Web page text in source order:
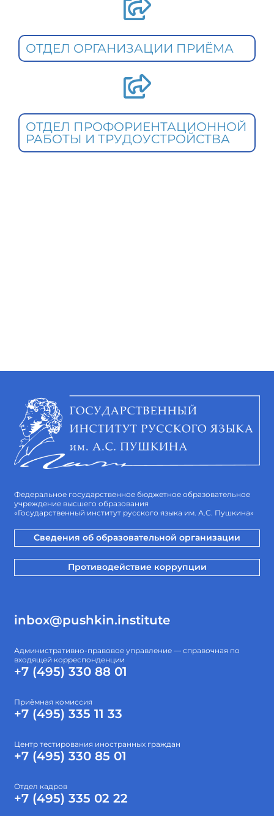
ОТДЕЛ ОРГАНИЗАЦИИ ПРИЁМА
ОТДЕЛ ПРОФОРИЕНТАЦИОННОЙ
РАБОТЫ И ТРУДОУСТРОЙСТВА
Федеральное государственное бюджетное образовательное
учреждение высшего образования
«Государственный институт русского языка им. А.С. Пушкина»
Сведения об образовательной организации
Противодействие коррупции
inbox@pushkin.institute
Административно-правовое управление — справочная по
входящей корреспонденции
+7 (495) 330 88 01
Приёмная комиссия
+7 (495) 335 11 33
Центр тестирования иностранных граждан
+7 (495) 330 85 01
Отдел кадров
+7 (495) 335 02 22